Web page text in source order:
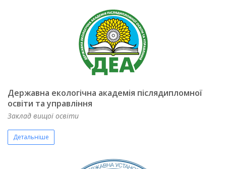
Державна екологічна академія післядипломної
освіти та управління
Заклад вищої освіти
Детальніше